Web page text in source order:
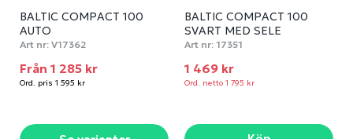
BALTIC COMPACT 100
AUTO
Art nr: V17362
Från 1 285 kr
Ord. pris 1 595 kr
BALTIC COMPACT 100
SVART MED SELE
Art nr: 17351
1 469 kr
Ord. netto 1 795 kr